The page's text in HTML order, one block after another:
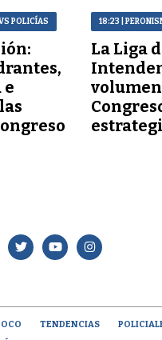
POLICÍAS
e
18:23 |
La Liga
TENDENCIAS